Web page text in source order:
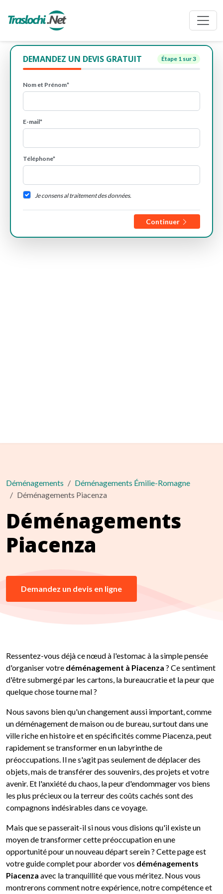
DEMANDEZ UN DEVIS GRATUIT Étape 1 sur 3
Nom et Prénom*
E-mail*
Téléphone*
Je consens al traitement des données.
Continuer
Déménagements
Déménagements Émilie-Romagne
Déménagements Piacenza
Déménagements
Piacenza
Demandez un devis en ligne
Ressentez-vous déjà ce nœud à l'estomac à la simple pensée
d'organiser votre déménagement à Piacenza ? Ce sentiment
d'être submergé par les cartons, la bureaucratie et la peur que
quelque chose tourne mal ?
Nous savons bien qu'un changement aussi important, comme
un déménagement de maison ou de bureau, surtout dans une
ville riche en histoire et en spécificités comme Piacenza, peut
rapidement se transformer en un labyrinthe de
préoccupations. Il ne s'agit pas seulement de déplacer des
objets, mais de transférer des souvenirs, des projets et votre
avenir. Et l'anxiété du chaos, la peur d'endommager vos biens
les plus précieux ou la terreur des coûts cachés sont des
compagnons indésirables dans ce voyage.
Mais que se passerait-il si nous vous disions qu'il existe un
moyen de transformer cette préoccupation en une
opportunité pour un nouveau départ serein ? Cette page est
votre guide complet pour aborder vos déménagements
Piacenza avec la tranquillité que vous méritez. Nous vous
montrerons comment notre expérience, notre compétence et